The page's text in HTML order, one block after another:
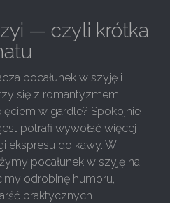
— czyli krótka
pocałunek w szyję i
się z romantyzmem,
w gardle? Spokojnie —
potrafi wywołać więcej
ekspresu do kawy. W
pocałunek w szyję na
odrobinę humoru,
praktycznych